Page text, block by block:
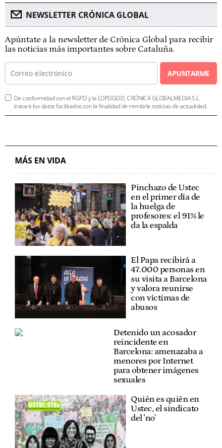
NEWSLETTER CRÓNICA GLOBAL
Apúntate a la newsletter de Crónica Global para recibir
las noticias más importantes sobre Cataluña.
APUNTARME
De conformidad con el RGPD y la LOPDGDD, CRÓNICA GLOBALMEDIA S.L.
tratará los datos facilitados con la finalidad de remitirle noticias de actualidad.
MÁS EN VIDA
Pinchazo de Ustec
en el primer día de
la huelga de
profesores: el 91% le
da la espalda
El Papa recibirá a
47.000 personas en
su visita a Barcelona
y valora reunirse
con víctimas de
abusos
Detenido un acosador
reincidente en
Barcelona: amenazaba a
menores por Internet
para obtener imágenes
sexuales
Quién es quién en
Ustec, el sindicato
del 'no'